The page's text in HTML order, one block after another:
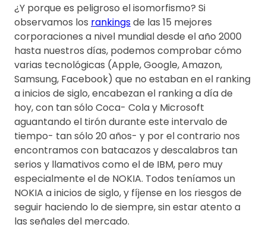
¿Y porque es peligroso el isomorfismo? Si
observamos los rankingsde las 15 mejores
corporaciones a nivel mundial desde el año 2000
hasta nuestros días, podemos comprobar cómo
varias tecnológicas (Apple, Google, Amazon,
Samsung, Facebook) que no estaban en el ranking
a inicios de siglo, encabezan el ranking a día de
hoy, con tan sólo Coca- Cola y Microsoft
aguantando el tirón durante este intervalo de
tiempo- tan sólo 20 años- y por el contrario nos
encontramos con batacazos y descalabros tan
serios y llamativos como el de IBM, pero muy
especialmente el de NOKIA. Todos teníamos un
NOKIA a inicios de siglo, y fíjense en los riesgos de
seguir haciendo lo de siempre, sin estar atento a
las señales del mercado.